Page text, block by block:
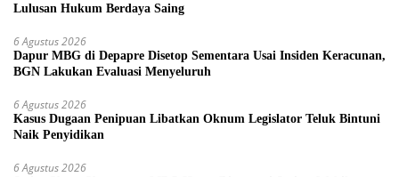
Lulusan Hukum Berdaya Saing
6 Agustus 2026
Dapur MBG di Depapre Disetop Sementara Usai Insiden Keracunan,
BGN Lakukan Evaluasi Menyeluruh
6 Agustus 2026
Kasus Dugaan Penipuan Libatkan Oknum Legislator Teluk Bintuni
Naik Penyidikan
6 Agustus 2026